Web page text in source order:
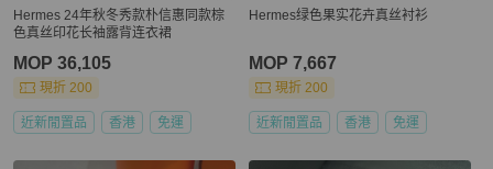
Hermes 24年秋冬秀款朴信惠同款棕
色真丝印花长袖露背连衣裙
MOP 36,105
現折 200
近新閒置品 香港 免運
Hermes绿色果实花卉真丝衬衫
MOP 7,667
現折 200
近新閒置品 香港 免運